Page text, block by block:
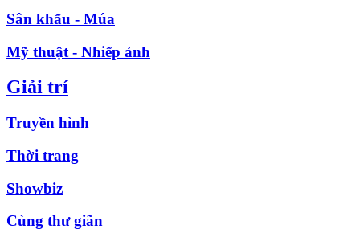
Sân khấu - Múa
Mỹ thuật - Nhiếp ảnh
Giải trí
Truyền hình
Thời trang
Showbiz
Cùng thư giãn